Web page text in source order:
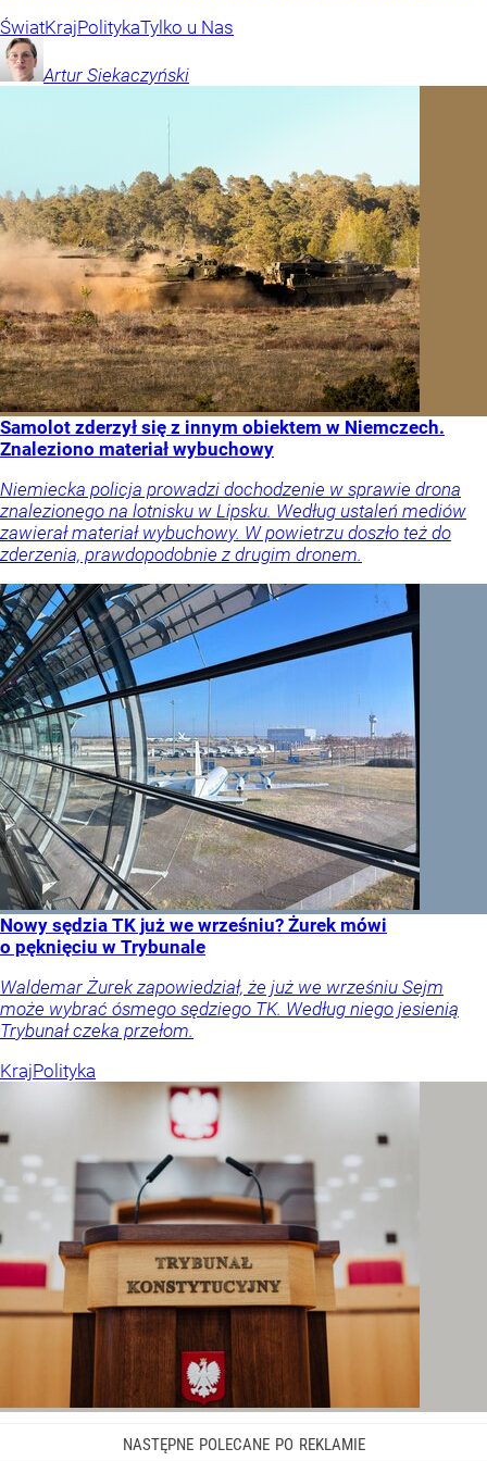
ŚwiatKrajPolitykaTylko u Nas
Artur Siekaczyński
Samolot zderzył się z innym obiektem w Niemczech.
Znaleziono materiał wybuchowy
Niemiecka policja prowadzi dochodzenie w sprawie drona
znalezionego na lotnisku w Lipsku. Według ustaleń mediów
zawierał materiał wybuchowy. W powietrzu doszło też do
zderzenia, prawdopodobnie z drugim dronem.
Nowy sędzia TK już we wrześniu? Żurek mówi
o pęknięciu w Trybunale
Waldemar Żurek zapowiedział, że już we wrześniu Sejm
może wybrać ósmego sędziego TK. Według niego jesienią
Trybunał czeka przełom.
KrajPolityka